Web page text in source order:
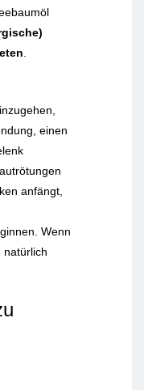
.
einen
anfängt,
Wenn
natürlich